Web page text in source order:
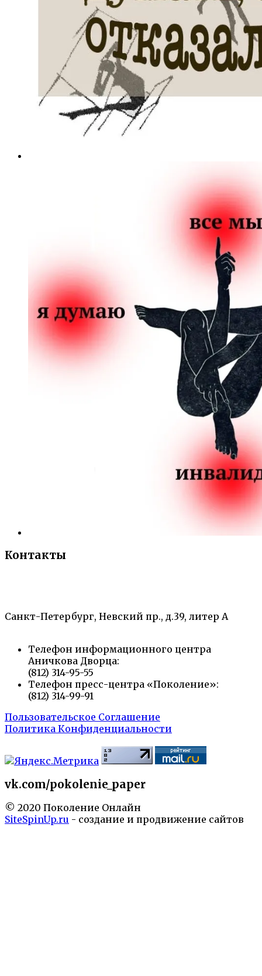
Контакты
Санкт-Петербург, Невский пр., д.39, литер А
Телефон информационного центра
Аничкова Дворца:
(812) 314-95-55
Телефон пресс-центра «Поколение»:
(812) 314-99-91
Пользовательское Соглашение
Политика Конфиденциальности
vk.com/pokolenie_paper
© 2020 Поколение Онлайн
SiteSpinUp.ru - создание и продвижение сайтов